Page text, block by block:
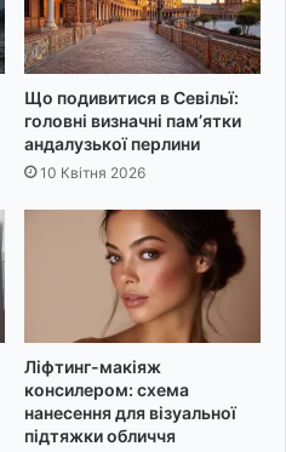
Що подивитися в Севільї:
головні визначні пам’ятки
андалузької перлини
10 Квітня 2026
Ліфтинг-макіяж
консилером: схема
нанесення для візуальної
підтяжки обличчя